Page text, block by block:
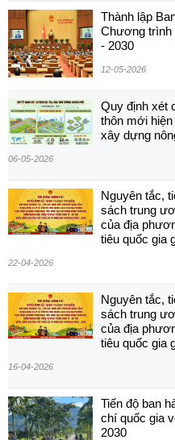
Thành lập
Chương trình
- 2030
12-05-2026
Quy định xét
thôn mới
xây dựng
06-05-2026
Nguyên tắc,
sách trung
của địa
tiêu quốc gia
22-04-2026
Nguyên tắc,
sách trung
của địa
tiêu quốc gia
16-04-2026
Tiến độ ban
chí quốc gia
2030